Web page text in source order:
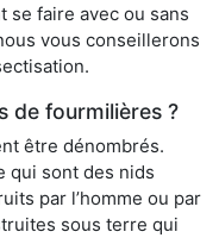
se faire avec ou sans
vous conseillerons
de fourmilières ?
être dénombrés.
qui sont des nids
par l’homme ou par
sous terre qui